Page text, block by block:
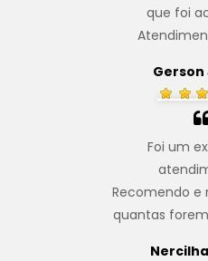
que foi
Foi um
Recomendo e
quantas